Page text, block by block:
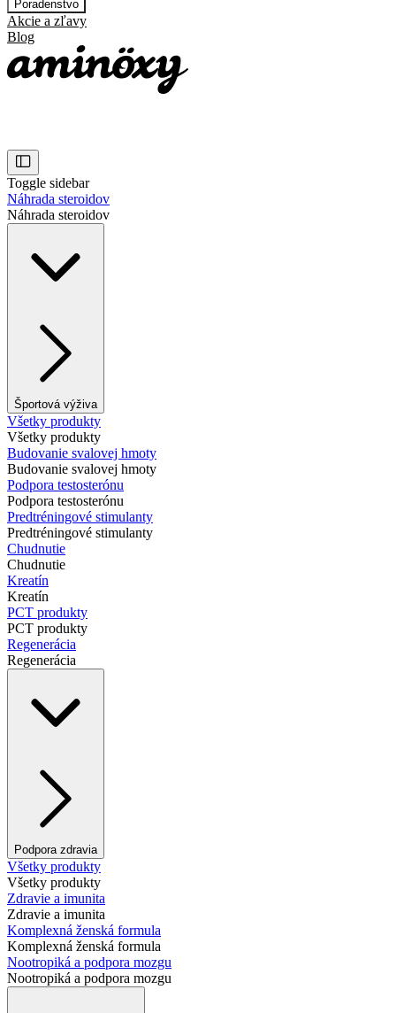
Poradenstvo
Akcie a zľavy
Blog
Toggle sidebar
Náhrada steroidov
Náhrada steroidov
Športová výživa
Všetky produkty
Všetky produkty
Budovanie svalovej hmoty
Budovanie svalovej hmoty
Podpora testosterónu
Podpora testosterónu
Predtréningové stimulanty
Predtréningové stimulanty
Chudnutie
Chudnutie
Kreatín
Kreatín
PCT produkty
PCT produkty
Regenerácia
Regenerácia
Podpora zdravia
Všetky produkty
Všetky produkty
Zdravie a imunita
Zdravie a imunita
Komplexná ženská formula
Komplexná ženská formula
Nootropiká a podpora mozgu
Nootropiká a podpora mozgu